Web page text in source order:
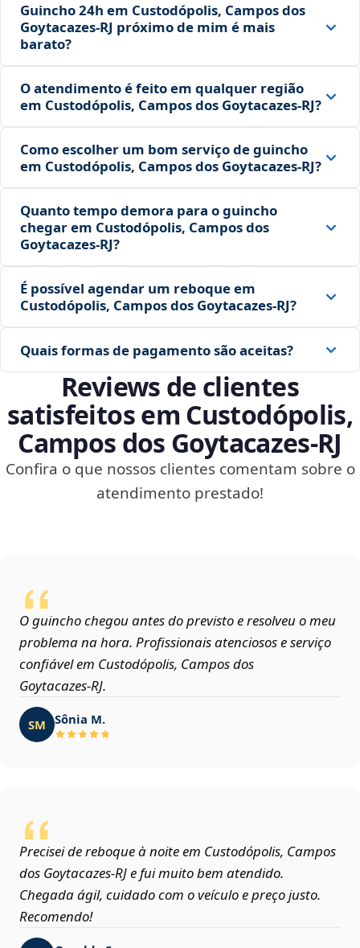
Guincho 24h em Custodópolis, Campos dos
Goytacazes‑RJ próximo de mim é mais
barato?
O atendimento é feito em qualquer região
em Custodópolis, Campos dos Goytacazes‑RJ?
Como escolher um bom serviço de guincho
em Custodópolis, Campos dos Goytacazes‑RJ?
Quanto tempo demora para o guincho
chegar em Custodópolis, Campos dos
Goytacazes‑RJ?
É possível agendar um reboque em
Custodópolis, Campos dos Goytacazes‑RJ?
Quais formas de pagamento são aceitas?
Reviews de clientes
satisfeitos em Custodópolis,
Campos dos Goytacazes‑RJ
Confira o que nossos clientes comentam sobre o
atendimento prestado!
O guincho chegou antes do previsto e resolveu o meu
problema na hora. Profissionais atenciosos e serviço
confiável em Custodópolis, Campos dos
Goytacazes‑RJ.
SM Sônia M.
Precisei de reboque à noite em Custodópolis, Campos
dos Goytacazes‑RJ e fui muito bem atendido.
Chegada ágil, cuidado com o veículo e preço justo.
Recomendo!